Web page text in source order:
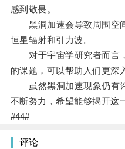
感到敬畏。
黑洞加速会导致周围空
恒星辐射和引力波。
对于宇宙学研究者而言
的课题，可以帮助人们更深
虽然黑洞加速现象仍有
不断努力，希望能够揭开这
#44#
评论